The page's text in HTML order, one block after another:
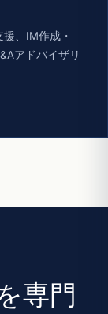
、IM作成・
アドバイザリ
専門